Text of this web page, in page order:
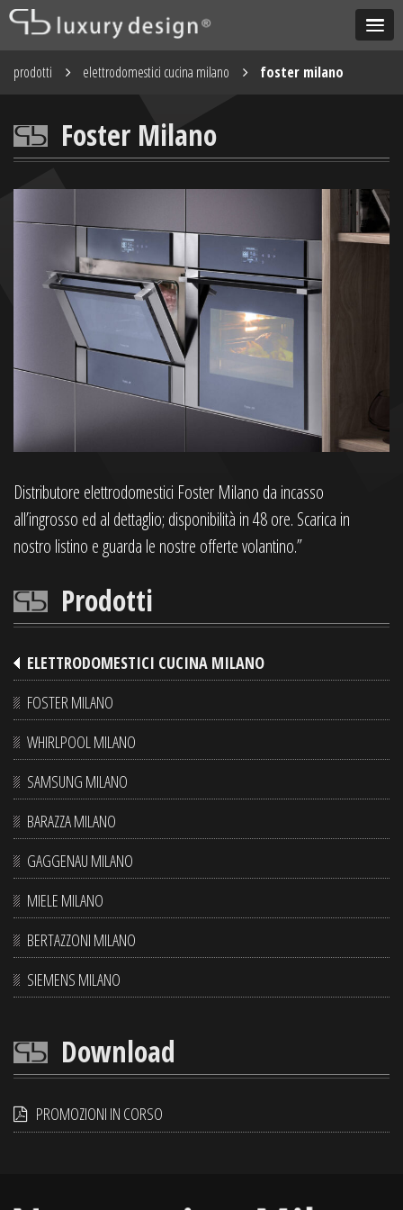
prodotti elettrodomestici cucina milano foster milano
Foster Milano
Distributore elettrodomestici Foster Milano da incasso
all’ingrosso ed al dettaglio; disponibilità in 48 ore. Scarica in
nostro listino e guarda le nostre offerte volantino.”
Prodotti
ELETTRODOMESTICI CUCINA MILANO
FOSTER MILANO
WHIRLPOOL MILANO
SAMSUNG MILANO
BARAZZA MILANO
GAGGENAU MILANO
MIELE MILANO
BERTAZZONI MILANO
SIEMENS MILANO
Download
PROMOZIONI IN CORSO